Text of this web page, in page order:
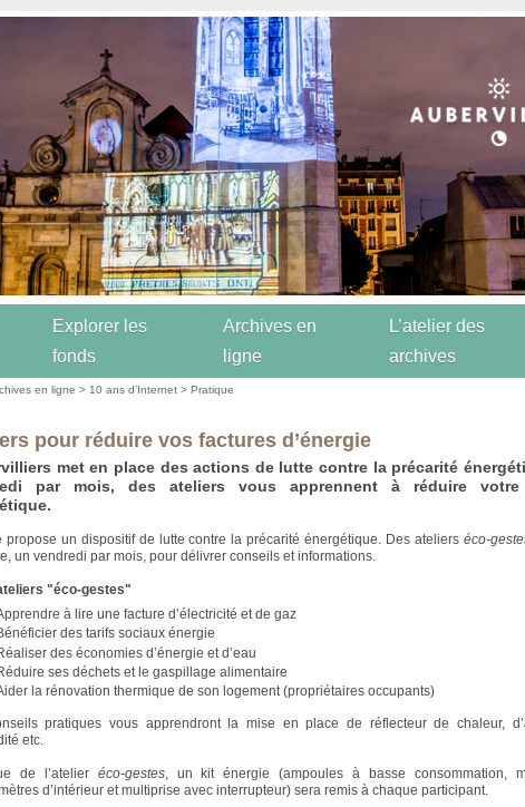
Explorer les
fonds
Archives en
ligne
L’atelier des
archives
en ligne > 10 ans d’Internet >Pratique
pour réduire vos factures d’énergie
met en place des actions de lutte contre la précarité
par mois, des ateliers vous apprennent à réduire votre
propose un dispositif de lutte contre la précarité énergétique. Des ateliers éco-
un vendredi par mois, pour délivrer conseils et informations.
"éco-gestes"
à lire une facture d’électricité et de gaz
des tarifs sociaux énergie
des économies d’énergie et d’eau
ses déchets et le gaspillage alimentaire
la rénovation thermique de son logement (propriétaires occupants)
pratiques vous apprendront la mise en place de réflecteur de chaleur,
etc.
de l’atelier éco-gestes, un kit énergie (ampoules à basse consommation,
d’intérieur et multiprise avec interrupteur) sera remis à chaque participant.